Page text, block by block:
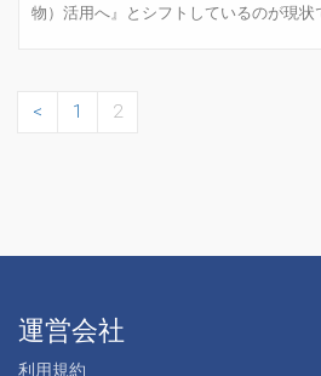
物）活用へ』とシフトしているのが現状
< 1 2
運営会社
利用規約